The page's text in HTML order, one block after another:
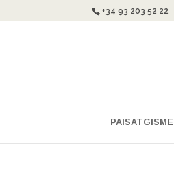
+34 93 203 52 22
PAISATGISME